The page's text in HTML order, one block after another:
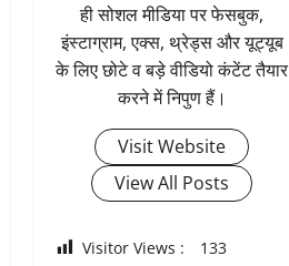
ही सोशल मीडिया पर फेसबुक,
इंस्टाग्राम, एक्स, थ्रेड्स और यूट्यूब
के लिए छोटे व बड़े वीडियो कंटेंट तैयार
करने में निपुण हैं।
Visit Website
View All Posts
Visitor Views : 133